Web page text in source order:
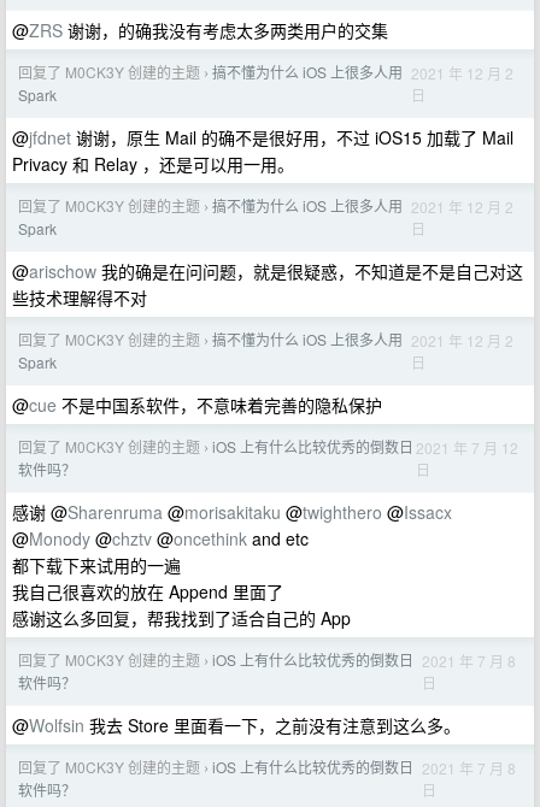
@ZRS 谢谢，的确我没有考虑太多两类用户的交集
回复了 M0CK3Y 创建的主题 › 搞不懂为什么 iOS 上很多人用
Spark
2021 年 12 月 2
日
@jfdnet 谢谢，原生 Mail 的确不是很好用，不过 iOS15 加载了 Mail
Privacy 和 Relay ，还是可以用一用。
回复了 M0CK3Y 创建的主题 › 搞不懂为什么 iOS 上很多人用
Spark
2021 年 12 月 2
日
@arischow 我的确是在问问题，就是很疑惑，不知道是不是自己对这
些技术理解得不对
回复了 M0CK3Y 创建的主题 › 搞不懂为什么 iOS 上很多人用
Spark
2021 年 12 月 2
日
@cue 不是中国系软件，不意味着完善的隐私保护
回复了 M0CK3Y 创建的主题 › iOS 上有什么比较优秀的倒数日
软件吗？
2021 年 7 月 12
日
感谢 @Sharenruma @morisakitaku @twighthero @Issacx
@Monody @chztv @oncethink and etc
都下载下来试用的一遍
我自己很喜欢的放在 Append 里面了
感谢这么多回复，帮我找到了适合自己的 App
回复了 M0CK3Y 创建的主题 › iOS 上有什么比较优秀的倒数日
软件吗？
2021 年 7 月 8
日
@Wolfsin 我去 Store 里面看一下，之前没有注意到这么多。
回复了 M0CK3Y 创建的主题 › iOS 上有什么比较优秀的倒数日
软件吗？
2021 年 7 月 8
日